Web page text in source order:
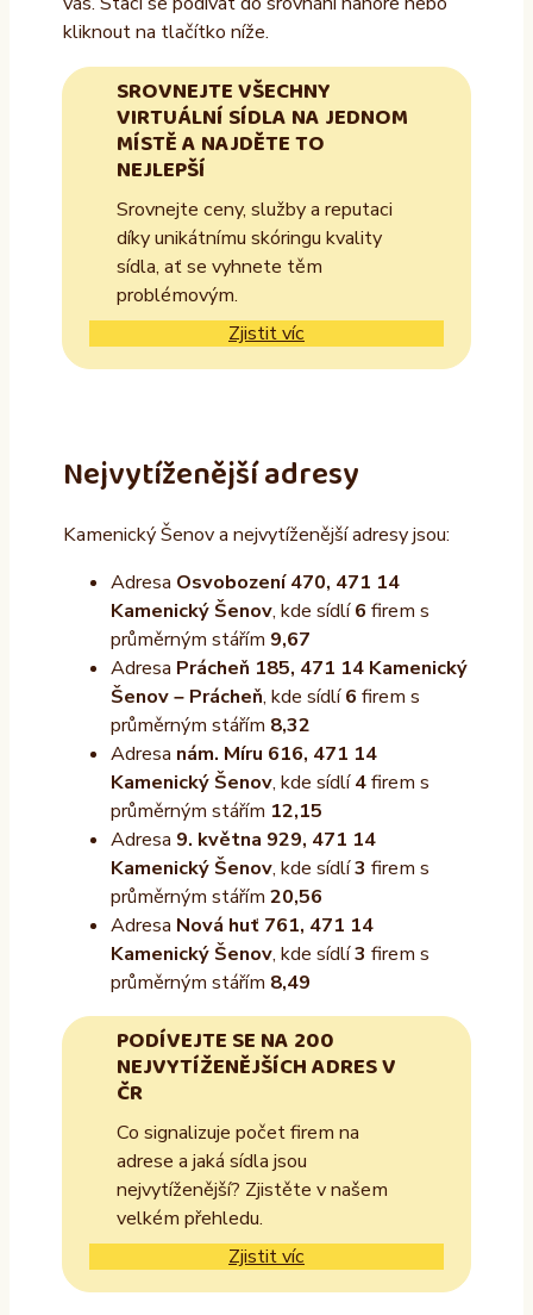
kliknout na tlačítko níže.
SROVNEJTE VŠECHNY
VIRTUÁLNÍ SÍDLA NA JEDNOM
MÍSTĚ A NAJDĚTE TO
NEJLEPŠÍ
Srovnejte ceny, služby a reputaci
díky unikátnímu skóringu kvality
sídla, ať se vyhnete těm
problémovým.
Zjistit víc
Nejvytíženější adresy
Kamenický Šenov a nejvytíženější adresy jsou:
Adresa Osvobození 470, 471 14
Kamenický Šenov, kde sídlí6 firem s
průměrným stářím 9,67
Adresa Prácheň 185, 471 14 Kamenický
Šenov – Prácheň, kde sídlí6 firem s
průměrným stářím 8,32
Adresa nám. Míru 616, 471 14
Kamenický Šenov, kde sídlí4firem s
průměrným stářím 12,15
Adresa 9. května 929, 471 14
Kamenický Šenov, kde sídlí3 firem s
průměrným stářím 20,56
Adresa Nová huť 761, 471 14
Kamenický Šenov, kde sídlí3 firem s
průměrným stářím 8,49
PODÍVEJTE SE NA 200
NEJVYTÍŽENĚJŠÍCH ADRES V
ČR
Co signalizuje počet firem na
adrese a jaká sídla jsou
nejvytíženější? Zjistěte v našem
velkém přehledu.
Zjistit víc